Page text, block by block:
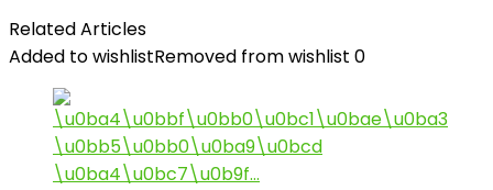
Related Articles
Added to wishlistRemoved from wishlist 0